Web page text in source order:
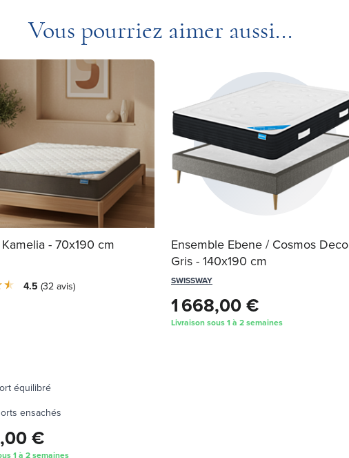
Vous pourriez aimer aussi...
- 70x190 cm
4.5 32avis
équilibré
ensachés
€
1 à 2 semaines
Ensemble Ebene / Cosmos Deco
Gris - 140x190 cm
SWISSWAY
1 668,00 €
Livraison sous 1 à 2 semaines